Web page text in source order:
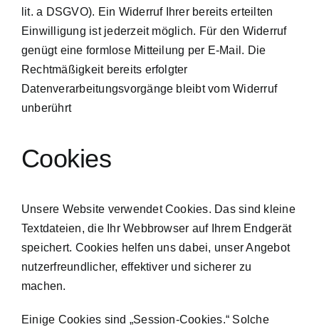
lit. a DSGVO). Ein Widerruf Ihrer bereits erteilten
Einwilligung ist jederzeit möglich. Für den Widerruf
genügt eine formlose Mitteilung per E-Mail. Die
Rechtmäßigkeit bereits erfolgter
Datenverarbeitungsvorgänge bleibt vom Widerruf
unberührt
Cookies
Unsere Website verwendet Cookies. Das sind kleine
Textdateien, die Ihr Webbrowser auf Ihrem Endgerät
speichert. Cookies helfen uns dabei, unser Angebot
nutzerfreundlicher, effektiver und sicherer zu
machen.
Einige Cookies sind „Session-Cookies.“ Solche